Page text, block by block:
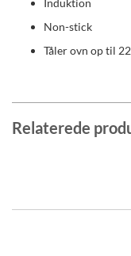
Induktion
Non-stick
Tåler ovn op til
Relaterede